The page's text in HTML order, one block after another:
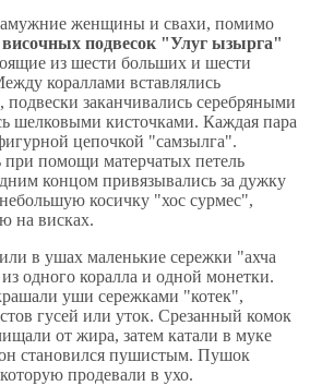
женщины и свахи, помимо
височных подвесок "Улуг ызырга"
из шести больших и шести
кораллами вставлялись
подвески заканчивались серебряными
шелковыми кисточками. Каждая пара
цепочкой "самзылга".
при помощи матерчатых петель
концом привязывались за дужку
косичку "хос сурмес",
на висках.
в ушах маленькие сережки "ахча
одного коралла и одной монетки.
уши сережками "котек",
гусей или уток. Срезанный комок
от жира, затем катали в муке
становился пушистым. Пушок
продевали в ухо.